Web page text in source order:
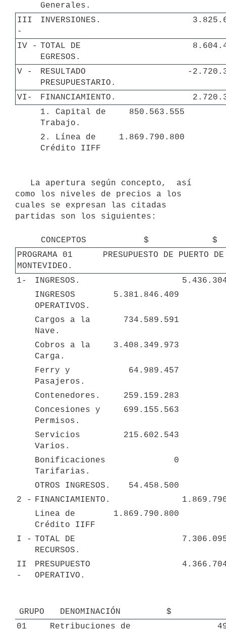
Generales.
III
-
INVERSIONES.
IV - TOTAL DE
EGRESOS.
V -
RESULTADO
PRESUPUESTARIO.
-
VI- FINANCIAMIENTO.
1. Capital de
Trabajo.
850.563.555
2. Línea de
Crédito IIFF
1.869.790.800
como los niveles de precios a los
cuales se expresan las citadas
partidas son los siguientes:
CONCEPTOS $
$
PROGRAMA 01      PRESUPUESTO DE PUERTO DE
MONTEVIDEO.
1-
INGRESOS.
INGRESOS
OPERATIVOS.
5.381.846.409
Cargos a la
Nave.
734.589.591
Cobros a la
Carga.
3.408.349.973
Ferry y
Pasajeros.
64.989.457
Contenedores.
259.159.283
Concesiones y
Permisos.
699.155.563
Servicios
Varios.
215.602.543
Bonificaciones
Tarifarias.
0
OTROS INGRESOS.
54.458.500
2 - FINANCIAMIENTO.
Linea de
Crédito IIFF
1.869.790.800
I - TOTAL DE
RECURSOS.
II
-
PRESUPUESTO
OPERATIVO.
GRUPO DENOMINACIÓN
$
01
Retribuciones de